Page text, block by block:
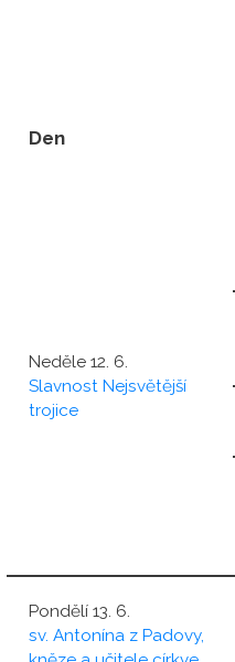
Den
Neděle 12. 6.
Slavnost Nejsvětější
trojice
Pondělí 13. 6.
sv. Antonína z Padovy,